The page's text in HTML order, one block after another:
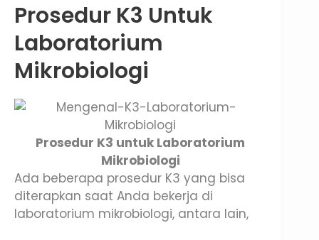
Prosedur K3 Untuk
Laboratorium
Mikrobiologi
Prosedur K3 untuk Laboratorium
Mikrobiologi
Ada beberapa prosedur K3 yang bisa
diterapkan saat Anda bekerja di
laboratorium mikrobiologi, antara lain,